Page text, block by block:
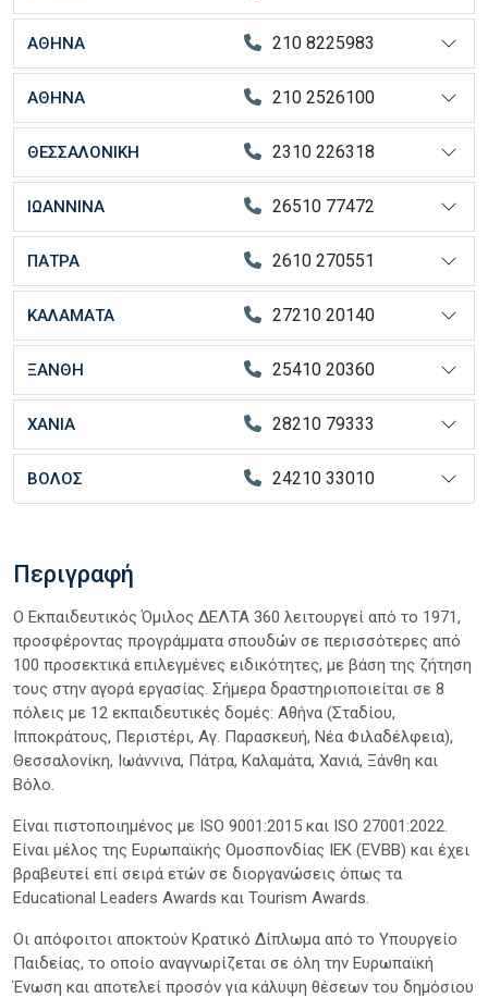
ΑΘΗΝΑ 210 8225983
ΑΘΗΝΑ 210 2526100
ΘΕΣΣΑΛΟΝΙΚΗ 2310 226318
ΙΩΑΝΝΙΝΑ 26510 77472
ΠΑΤΡΑ 2610 270551
ΚΑΛΑΜΑΤΑ 27210 20140
ΞΑΝΘΗ 25410 20360
ΧΑΝΙΑ 28210 79333
ΒΟΛΟΣ 24210 33010
Περιγραφή
Ο Εκπαιδευτικός Όμιλος ΔΕΛΤΑ 360 λειτουργεί από το 1971,
προσφέροντας προγράμματα σπουδών σε περισσότερες από
100 προσεκτικά επιλεγμένες ειδικότητες, με βάση της ζήτηση
τους στην αγορά εργασίας. Σήμερα δραστηριοποιείται σε 8
πόλεις με 12 εκπαιδευτικές δομές: Αθήνα (Σταδίου,
Ιπποκράτους, Περιστέρι, Αγ. Παρασκευή, Νέα Φιλαδέλφεια),
Θεσσαλονίκη, Ιωάννινα, Πάτρα, Καλαμάτα, Χανιά, Ξάνθη και
Βόλο.
Είναι πιστοποιημένος με ISO 9001:2015 και ISO 27001:2022.
Είναι μέλος της Ευρωπαϊκής Ομοσπονδίας ΙΕΚ (EVBB) και έχει
βραβευτεί επί σειρά ετών σε διοργανώσεις όπως τα
Educational Leaders Awards και Tourism Awards.
Οι απόφοιτοι αποκτούν Κρατικό Δίπλωμα από το Υπουργείο
Παιδείας, το οποίο αναγνωρίζεται σε όλη την Ευρωπαϊκή
Ένωση και αποτελεί προσόν για κάλυψη θέσεων του δημόσιου